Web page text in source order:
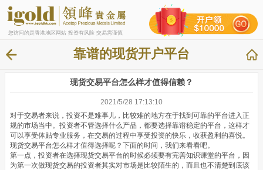
您访问的是香港地区网站 投资有风险 交易需谨慎
靠谱的现货开户平台
现货交易平台怎么样才值得信赖？
2021/5/28 17:13:10
对于交易者来说，投资不是难事儿，比较难的地方在于找到可靠的平台进入正
规的市场当中。投资者不管选择什么产品，都要选择靠谱稳定的平台，这样才
可以享受体贴专业服务，在交易的过程中享受投资的快乐，收获盈利的喜悦。
现货交易平台怎么样才值得选择呢？下面的时间，我们来看看吧。
第一点，投资者在选择现货交易平台的时候必须要有完善知识课堂的平台，因
为第一次做现货交易的投资者其实对市场是比较陌生的，而且也不清楚到底该